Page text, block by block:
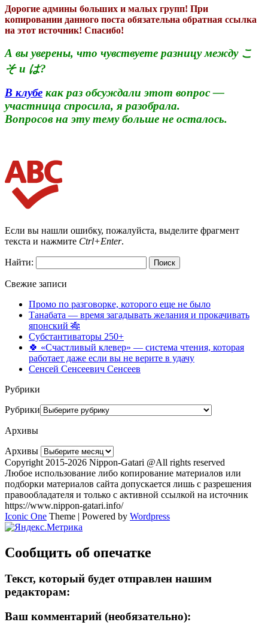
Дорогие админы больших и малых групп! При
копировании данного поста обязательна обратная ссылка
на этот источник! Спасибо!
А вы уверены, что чувствуете разницу между こ
そ и は?
В клубе как раз обсуждали этот вопрос —
участница спросила, я разобрала.
Вопросов на эту тему больше не осталось.
Если вы нашли ошибку, пожалуйста, выделите фрагмент
текста и нажмите Ctrl+Enter.
Найти:
Свежие записи
Промо по разговорке, которого еще не было
Танабата — время загадывать желания и прокачивать
японский 🎋
Субстантиваторы 250+
🍀 «Счастливый клевер» — система чтения, которая
работает даже если вы не верите в удачу
Сенсей Сенсеевич Сенсеев
Рубрики
Рубрики
Архивы
Архивы
Copyright 2015-2026 Nippon-Gatari @All rights reserved
Любое использование либо копирование материалов или
подборки материалов сайта допускается лишь с разрешения
правообладателя и только с активной ссылкой на источник
https://www.nippon-gatari.info/
Iconic One Theme | Powered by Wordpress
Сообщить об опечатке
Текст, который будет отправлен нашим
редакторам:
Ваш комментарий (необязательно):